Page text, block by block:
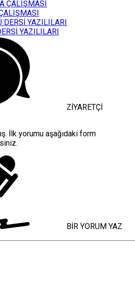
YAZILILARI
ZİYARETÇİ
İlk yorumu aşağıdaki form
BİR YORUM YAZ